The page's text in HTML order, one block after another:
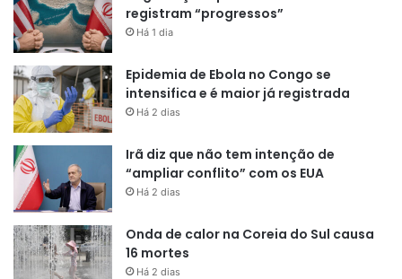
registram “progressos”
Há 1 dia
Epidemia de Ebola no Congo se
intensifica e é maior já registrada
Há 2 dias
Irã diz que não tem intenção de
“ampliar conflito” com os EUA
Há 2 dias
Onda de calor na Coreia do Sul causa
16 mortes
Há 2 dias